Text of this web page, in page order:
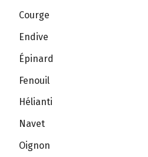
Courge
Endive
Épinard
Fenouil
Hélianti
Navet
Oignon